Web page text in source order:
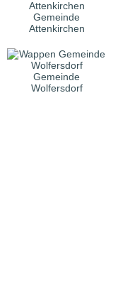
Gemeinde
Attenkirchen
Gemeinde
Wolfersdorf